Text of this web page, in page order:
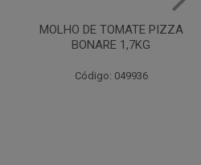
MARGARINA USO
PROFISSIONAL 80% CUKIN
Código: 062469